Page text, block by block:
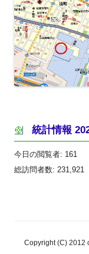
統計情報
今日の閲覧者: 161
総訪問者数: 231,921
Copyright (C) 2012